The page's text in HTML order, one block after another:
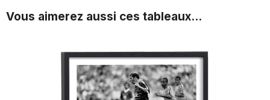
Vous aimerez aussi ces tableaux...